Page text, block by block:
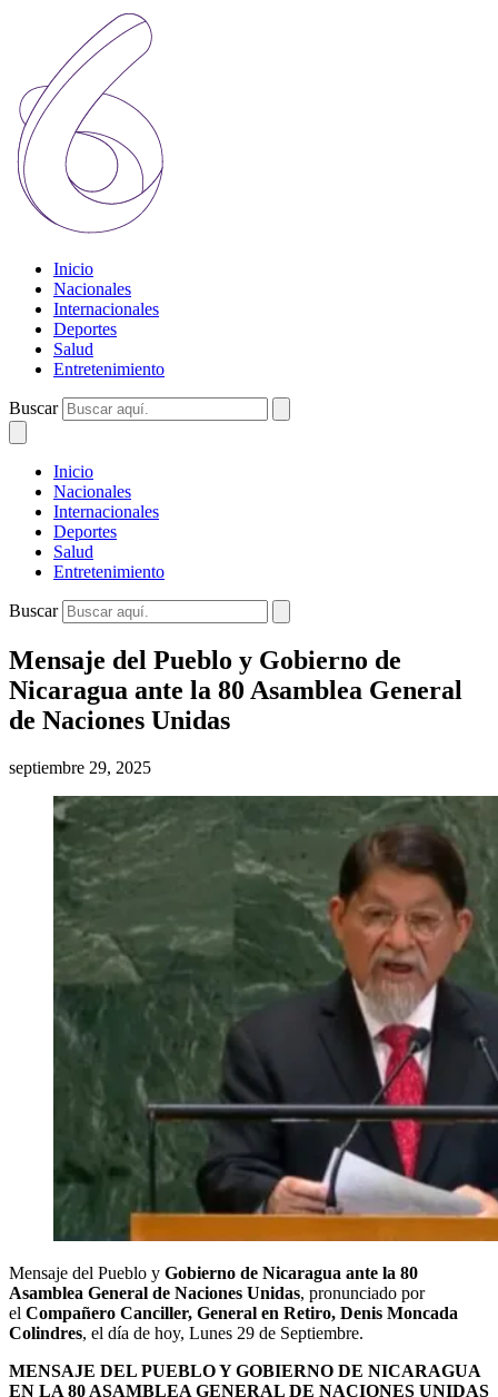
Inicio
Nacionales
Internacionales
Deportes
Salud
Entretenimiento
Buscar
Inicio
Nacionales
Internacionales
Deportes
Salud
Entretenimiento
Buscar
Mensaje del Pueblo y Gobierno de
Nicaragua ante la 80 Asamblea General
de Naciones Unidas
septiembre 29, 2025
Mensaje del Pueblo y Gobierno de Nicaragua ante la 80
Asamblea General de Naciones Unidas, pronunciado por
el Compañero Canciller, General en Retiro, Denis Moncada
Colindres, el día de hoy, Lunes 29 de Septiembre.
MENSAJE DEL PUEBLO Y GOBIERNO DE NICARAGUA
EN LA 80 ASAMBLEA GENERAL DE NACIONES UNIDAS